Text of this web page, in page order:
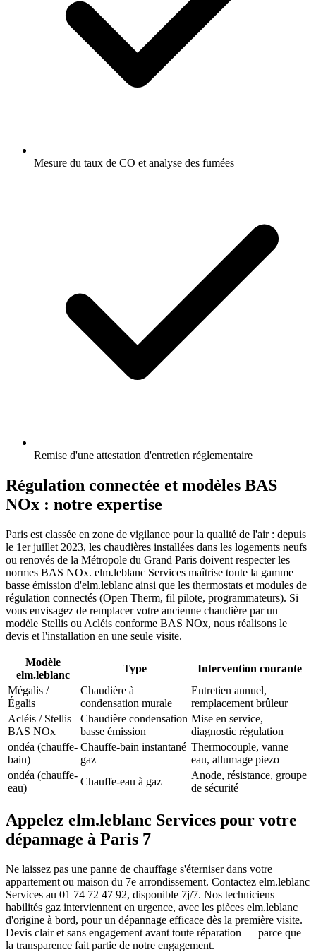
Mesure du taux de CO et analyse des fumées
Remise d'une attestation d'entretien réglementaire
Régulation connectée et modèles BAS
NOx : notre expertise
Paris est classée en zone de vigilance pour la qualité de l'air : depuis
le 1er juillet 2023, les chaudières installées dans les logements neufs
ou renovés de la Métropole du Grand Paris doivent respecter les
normes BAS NOx. elm.leblanc Services maîtrise toute la gamme
basse émission d'elm.leblanc ainsi que les thermostats et modules de
régulation connectés (Open Therm, fil pilote, programmateurs). Si
vous envisagez de remplacer votre ancienne chaudière par un
modèle Stellis ou Acléis conforme BAS NOx, nous réalisons le
devis et l'installation en une seule visite.
Modèle
elm.leblanc
Type
Intervention courante
Mégalis /
Égalis
Chaudière à
condensation murale
Entretien annuel,
remplacement brûleur
Acléis / Stellis
BAS NOx
Chaudière condensation
basse émission
Mise en service,
diagnostic régulation
ondéa (chauffe-
bain)
Chauffe-bain instantané
gaz
Thermocouple, vanne
eau, allumage piezo
ondéa (chauffe-
eau)
Chauffe-eau à gaz
Anode, résistance, groupe
de sécurité
Appelez elm.leblanc Services pour votre
dépannage à Paris 7
Ne laissez pas une panne de chauffage s'éterniser dans votre
appartement ou maison du 7e arrondissement. Contactez elm.leblanc
Services au 01 74 72 47 92, disponible 7j/7. Nos techniciens
habilités gaz interviennent en urgence, avec les pièces elm.leblanc
d'origine à bord, pour un dépannage efficace dès la première visite.
Devis clair et sans engagement avant toute réparation — parce que
la transparence fait partie de notre engagement.